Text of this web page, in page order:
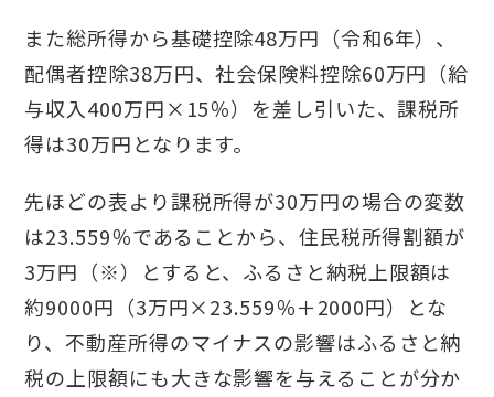
また総所得から基礎控除48万円（令和6年）、
配偶者控除38万円、社会保険料控除60万円（給
与収入400万円×15％）を差し引いた、課税所
得は30万円となります。
先ほどの表より課税所得が30万円の場合の変数
は23.559％であることから、住民税所得割額が
3万円（※）とすると、ふるさと納税上限額は
約9000円（3万円×23.559％＋2000円）とな
り、不動産所得のマイナスの影響はふるさと納
税の上限額にも大きな影響を与えることが分か